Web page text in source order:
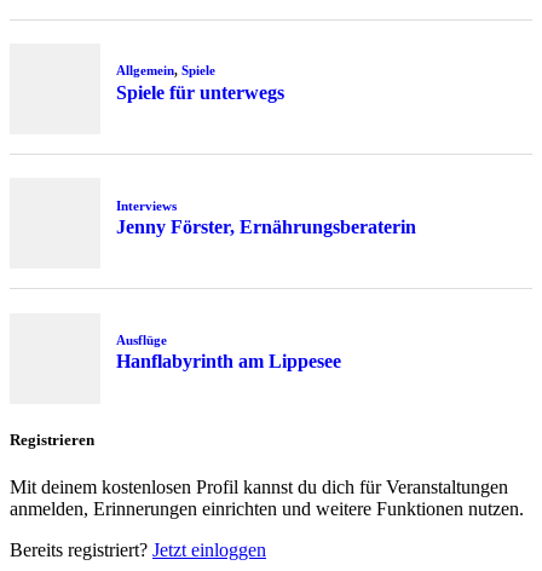
Allgemein, Spiele
Spiele für unterwegs
Interviews
Jenny Förster, Ernährungsberaterin
Ausflüge
Hanflabyrinth am Lippesee
Registrieren
Mit deinem kostenlosen Profil kannst du dich für Veranstaltungen
anmelden, Erinnerungen einrichten und weitere Funktionen nutzen.
Bereits registriert? Jetzt einloggen